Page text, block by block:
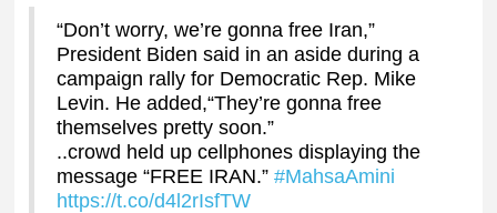
“Don’t worry, we’re gonna free Iran,”
President Biden said in an aside during a
campaign rally for Democratic Rep. Mike
Levin. He added,“They’re gonna free
themselves pretty soon.”
..crowd held up cellphones displaying the
message “FREE IRAN.”#MahsaAmini
https://t.co/d4l2rIsfTW